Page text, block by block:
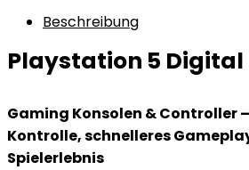
Beschreibung
Playstation 5 Digital
Gaming Konsolen & Controller
Kontrolle, schnelleres
Spielerlebnis